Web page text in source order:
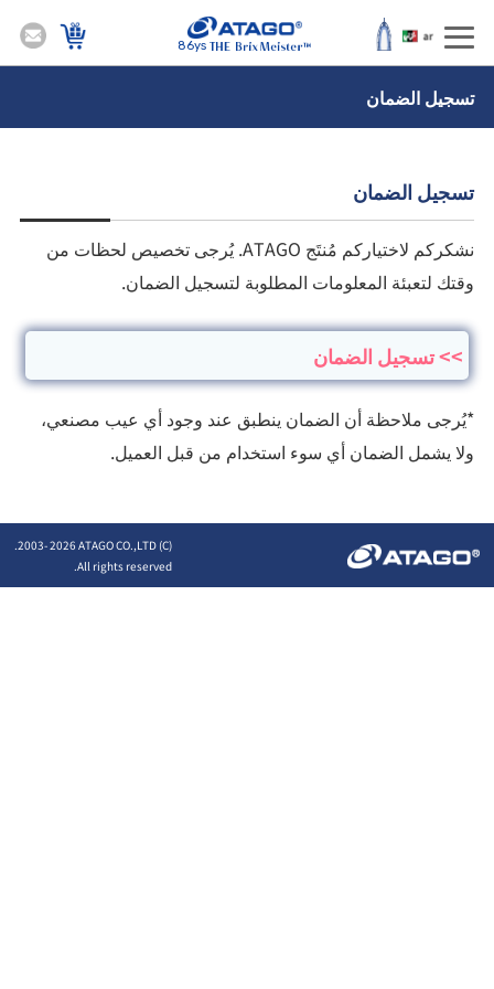
86ys
تسجيل الضمان
تسجيل الضمان
نشكركم لاختياركم مُنتَج ATAGO. يُرجى تخصيص لحظات من
وقتك لتعبئة المعلومات المطلوبة لتسجيل الضمان.
>> تسجيل الضمان
*يُرجى ملاحظة أن الضمان ينطبق عند وجود أي عيب مصنعي،
ولا يشمل الضمان أي سوء استخدام من قبل العميل.
(C) 2003-
2026 ATAGO CO.,LTD.
All rights reserved.